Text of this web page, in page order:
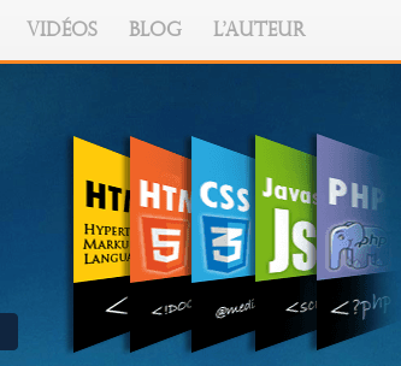
VIDÉOS BLOG L'AUTEUR